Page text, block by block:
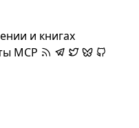
и книгах
MCP